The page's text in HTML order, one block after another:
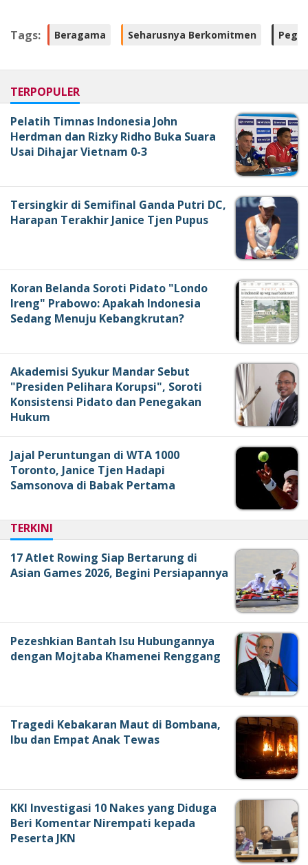
Tags: Beragama Seharusnya Berkomitmen
TERPOPULER
Pelatih Timnas Indonesia John
Herdman dan Rizky Ridho Buka Suara
Usai Dihajar Vietnam 0-3
Tersingkir di Semifinal Ganda Putri DC,
Harapan Terakhir Janice Tjen Pupus
Koran Belanda Soroti Pidato "Londo
Ireng" Prabowo: Apakah Indonesia
Sedang Menuju Kebangkrutan?
Akademisi Syukur Mandar Sebut
"Presiden Pelihara Korupsi", Soroti
Konsistensi Pidato dan Penegakan
Hukum
Jajal Peruntungan di WTA 1000
Toronto, Janice Tjen Hadapi
Samsonova di Babak Pertama
TERKINI
17 Atlet Rowing Siap Bertarung di
Asian Games 2026, Begini Persiapannya
Pezeshkian Bantah Isu Hubungannya
dengan Mojtaba Khamenei Renggang
Tragedi Kebakaran Maut di Bombana,
Ibu dan Empat Anak Tewas
KKI Investigasi 10 Nakes yang Diduga
Beri Komentar Nirempati kepada
Peserta JKN